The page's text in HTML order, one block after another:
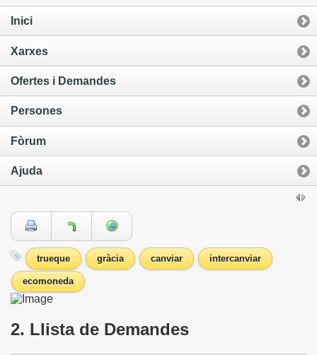
Inici
Xarxes
Ofertes i Demandes
Persones
Fòrum
Ajuda
trueque gràcia canviar intercanviar
ecomoneda
2. Llista de Demandes